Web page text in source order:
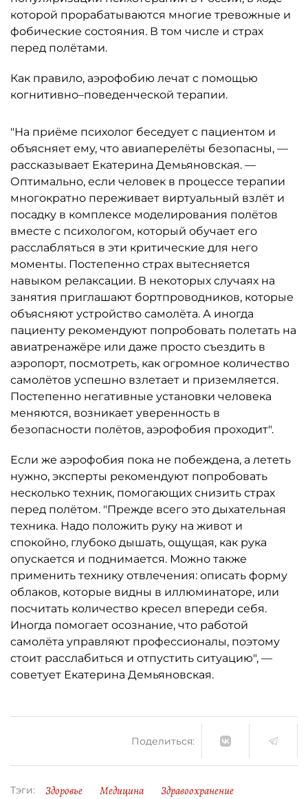
которой прорабатываются многие тревожные и
фобические состояния. В том числе и страх
перед полётами.
Как правило, аэрофобию лечат с помощью
когнитивно–поведенческой терапии.
"На приёме психолог беседует с пациентом и
объясняет ему, что авиаперелёты безопасны, —
рассказывает Екатерина Демьяновская. —
Оптимально, если человек в процессе терапии
многократно переживает виртуальный взлёт и
посадку в комплексе моделирования полётов
вместе с психологом, который обучает его
расслабляться в эти критические для него
моменты. Постепенно страх вытесняется
навыком релаксации. В некоторых случаях на
занятия приглашают бортпроводников, которые
объясняют устройство самолёта. А иногда
пациенту рекомендуют попробовать полетать на
авиатренажёре или даже просто съездить в
аэропорт, посмотреть, как огромное количество
самолётов успешно взлетает и приземляется.
Постепенно негативные установки человека
меняются, возникает уверенность в
безопасности полётов, аэрофобия проходит".
Если же аэрофобия пока не побеждена, а лететь
нужно, эксперты рекомендуют попробовать
несколько техник, помогающих снизить страх
перед полётом. "Прежде всего это дыхательная
техника. Надо положить руку на живот и
спокойно, глубоко дышать, ощущая, как рука
опускается и поднимается. Можно также
применить технику отвлечения: описать форму
облаков, которые видны в иллюминаторе, или
посчитать количество кресел впереди себя.
Иногда помогает осознание, что работой
самолёта управляют профессионалы, поэтому
стоит расслабиться и отпустить ситуацию", —
советует Екатерина Демьяновская.
Поделиться:
Тэги: Здоровье Медицина
Здравоохранение